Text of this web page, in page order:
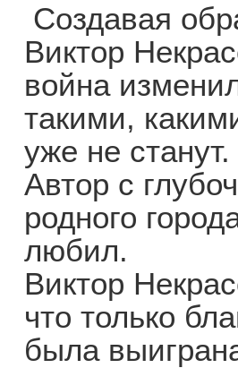
Создавая
Виктор
война
такими,
уже не станут.
Автор с
родного
любил.
Виктор
что только
была